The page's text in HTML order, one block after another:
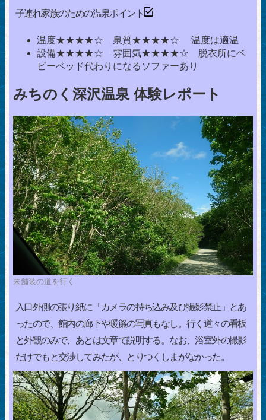
子連れ家族のための温泉ポイント
温度★★★★☆ 泉質★★★★☆ 温度は適温
設備★★★★☆ 雰囲気★★★★☆ 脱衣所にベ
ビーベッド代わりになるソファーあり
みちのく深沢温泉 体験レポート
未舗装の道を行く
入口外側の張り紙に「カメラの持ち込み及び撮影禁止」とあ
ったので、館内の廊下や暖簾の写真もなし。行く道々の看板
と外観のみで、あとは文章で説明する。なお、浴室外の撮影
だけでもと交渉してみたが、とりつくしまがなかった。